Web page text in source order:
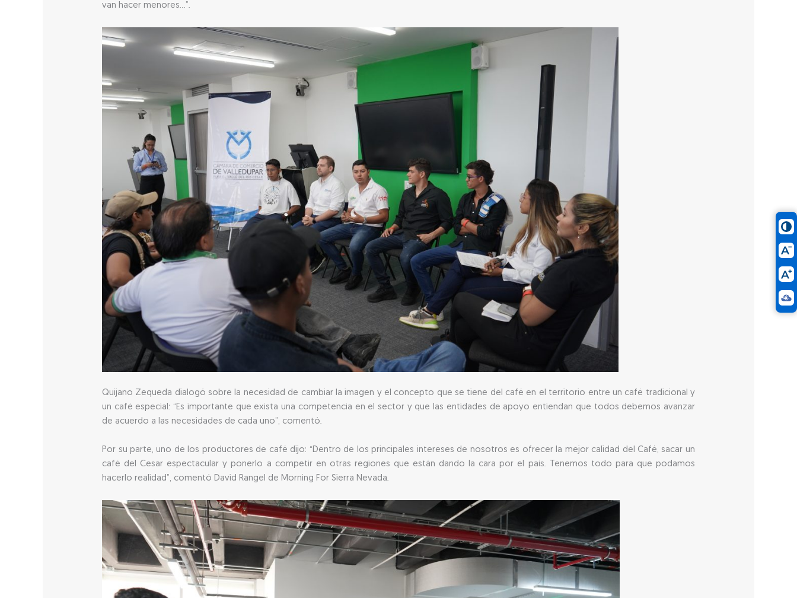
van hacer menores…”.
Quijano Zequeda dialogó sobre la necesidad de cambiar la imagen y el concepto que se tiene del café en el territorio entre un café tradicional y
un café especial: “Es importante que exista una competencia en el sector y que las entidades de apoyo entiendan que todos debemos avanzar
de acuerdo a las necesidades de cada uno”, comentó.
Por su parte, uno de los productores de café dijo: “Dentro de los principales intereses de nosotros es ofrecer la mejor calidad del Café, sacar un
café del Cesar espectacular y ponerlo a competir en otras regiones que están dando la cara por el país. Tenemos todo para que podamos
hacerlo realidad”, comentó David Rangel de Morning For Sierra Nevada.